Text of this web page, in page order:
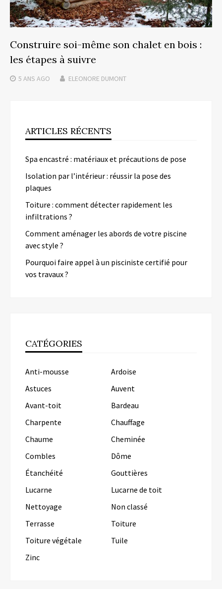
Construire soi-même son chalet en bois :
les étapes à suivre
5 ANS AGO ELEONORE DUMONT
ARTICLES RÉCENTS
Spa encastré : matériaux et précautions de pose
Isolation par l’intérieur : réussir la pose des
plaques
Toiture : comment détecter rapidement les
infiltrations ?
Comment aménager les abords de votre piscine
avec style ?
Pourquoi faire appel à un pisciniste certifié pour
vos travaux ?
CATÉGORIES
Anti-mousse
Ardoise
Astuces
Auvent
Avant-toit
Bardeau
Charpente
Chauffage
Chaume
Cheminée
Combles
Dôme
Étanchéité
Gouttières
Lucarne
Lucarne de toit
Nettoyage
Non classé
Terrasse
Toiture
Toiture végétale
Tuile
Zinc